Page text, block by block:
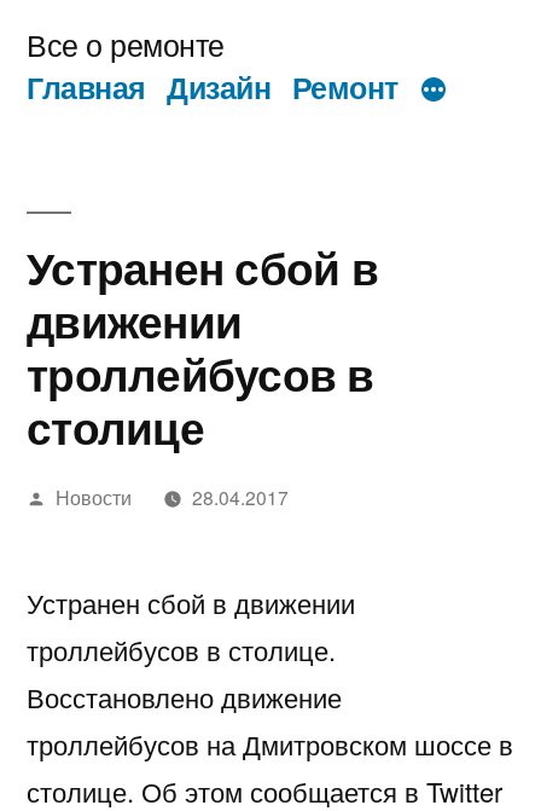
содержимому
Все о ремонте
Главная Дизайн Ремонт
Устранен сбой в
движении
троллейбусов в
столице
Написано
Новости 28.04.2017
Устранен сбой в движении
троллейбусов в столице.
Восстановлено движение
троллейбусов на Дмитровском шоссе в
столице. Об этом сообщается в Twitter